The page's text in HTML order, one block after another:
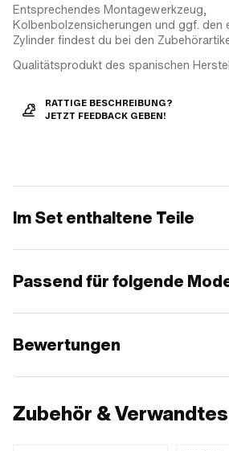
Entsprechendes Montagewerkzeug,
Kolbenbolzensicherungen und ggf. den
Zylinder findest du bei den
Qualitätsprodukt des spanischen
RATTIGE BESCHREIBUNG?
JETZT FEEDBACK GEBEN!
Im Set enthaltene Teile
Passend für folgende
Bewertungen
Zubehör & Verwandtes